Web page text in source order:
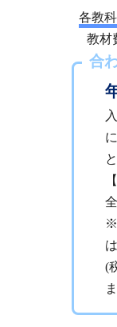
各教
教材
合
※
(